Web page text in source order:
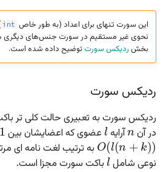
این سورت تنهای برای اعداد (به طور خاص int
نحوی غیر مستقیم در سورت جنس‌های دیگری هم
بخش ردیکس سورت توضیح داده شده است.
ردیکس سورت
ردیکس سورت به تعبیری حالت کلی تر
در آن
n
آرایه
l
عضوی که اعضایشان بین
1
O(l(n+k))
به ترتیب لغت نامه ای
نوعی شامل
l
باکت سورت مجزا است.